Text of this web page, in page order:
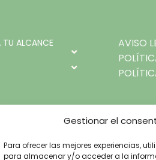
Gestionar el
Para ofrecer las mejores experiencias,
para almacenar y/o acceder a la
TU ALCANCE
AVISO